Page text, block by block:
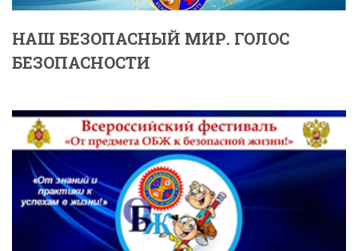
НАШ БЕЗОПАСНЫЙ МИР. ГОЛОС
БЕЗОПАСНОСТИ